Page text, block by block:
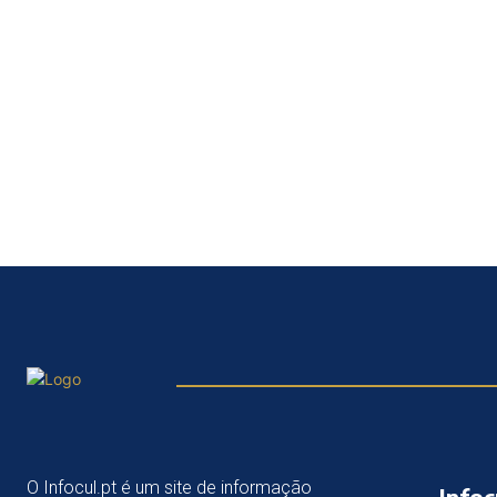
O Infocul.pt é um site de informação